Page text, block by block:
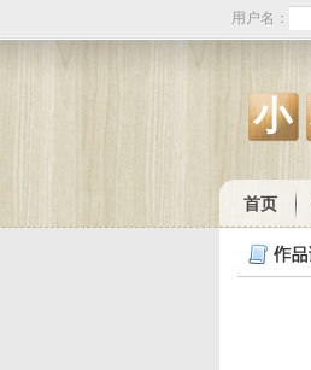
用户名：
首页